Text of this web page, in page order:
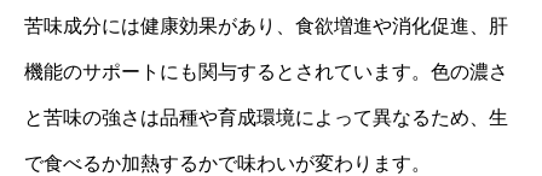
苦味成分には健康効果があり、食欲増進や消化促進、肝
機能のサポートにも関与するとされています。色の濃さ
と苦味の強さは品種や育成環境によって異なるため、生
で食べるか加熱するかで味わいが変わります。